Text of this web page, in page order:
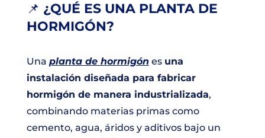
📌 ¿QUÉ ES UNA PLANTA DE
HORMIGÓN?
Una planta de hormigónes una
instalación diseñada para fabricar
hormigón de manera industrializada,
combinando materias primas como
cemento, agua, áridos y aditivos bajo un